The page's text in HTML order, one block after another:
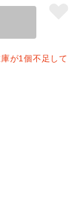
が1個不足して